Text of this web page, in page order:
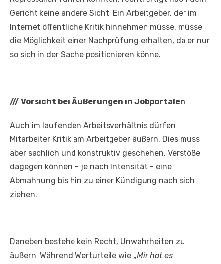
Gericht keine andere Sicht: Ein Arbeitgeber, der im
Internet öffentliche Kritik hinnehmen müsse, müsse
die Möglichkeit einer Nachprüfung erhalten, da er nur
so sich in der Sache positionieren könne.
/// Vorsicht bei Äußerungen in Jobportalen
Auch im laufenden Arbeitsverhältnis dürfen
Mitarbeiter Kritik am Arbeitgeber äußern. Dies muss
aber sachlich und konstruktiv geschehen. Verstöße
dagegen können – je nach Intensität – eine
Abmahnung bis hin zu einer Kündigung nach sich
ziehen.
Daneben bestehe kein Recht, Unwahrheiten zu
äußern. Während Werturteile wie „Mir hat es